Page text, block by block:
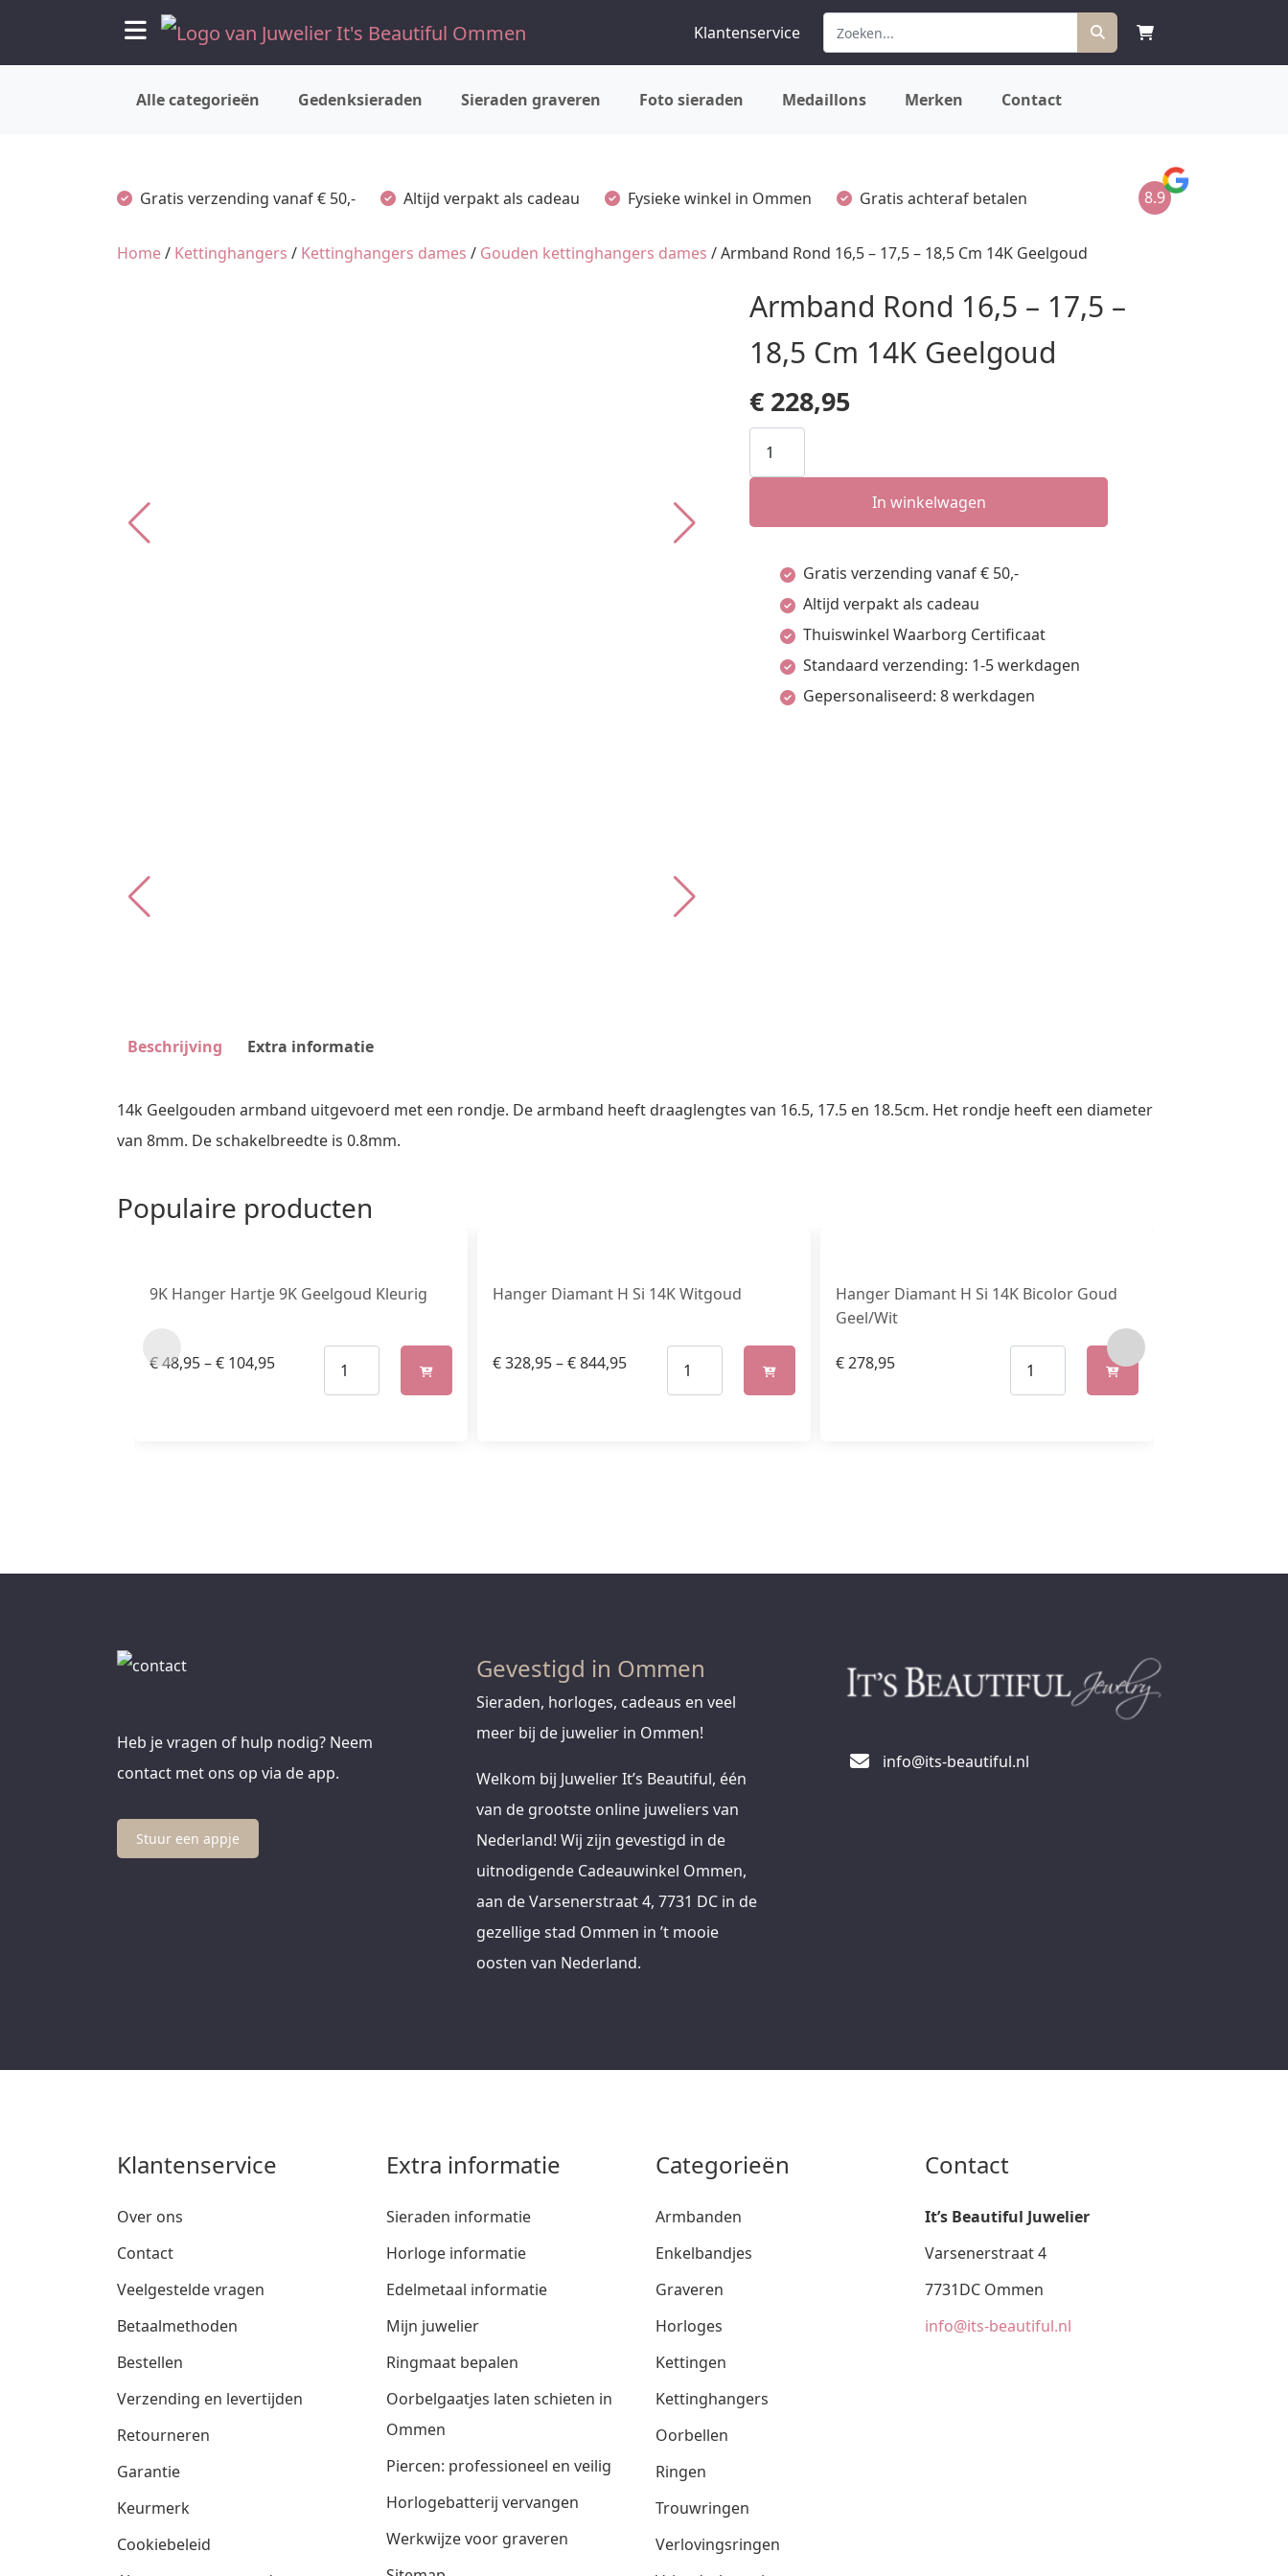
Klantenservice
Alle categorieën Gedenksieraden Sieraden graveren Foto sieraden Medaillons Merken Contact
Gratis verzending vanaf € 50,- Altijd verpakt als cadeau Fysieke winkel in Ommen Gratis achteraf betalen 8.9
Home/ Kettinghangers / Kettinghangers dames / Gouden kettinghangers dames / Armband Rond 16,5 – 17,5 – 18,5 Cm 14K Geelgoud
Armband Rond 16,5 – 17,5 –
18,5 Cm 14K Geelgoud
€ 228,95
Armband
Rond
-
In winkelwagen
Gratis verzending vanaf € 50,-
Altijd verpakt als cadeau
Thuiswinkel Waarborg Certificaat
Standaard verzending: 1-5 werkdagen
Gepersonaliseerd: 8 werkdagen
Beschrijving Extra informatie
14k Geelgouden armband uitgevoerd met een rondje. De armband heeft draaglengtes van 16.5, 17.5 en 18.5cm. Het rondje heeft een diameter
van 8mm. De schakelbreedte is 0.8mm.
Populaire producten
9K Hanger Hartje 9K Geelgoud Kleurig
€48,95–€ 104,95
Hanger Diamant H Si 14K Witgoud
€328,95–€844,95
Hanger Diamant H Si 14K Bicolor Goud
Geel/Wit
€278,95
Heb je vragen of hulp nodig? Neem
contact met ons op via de app.
Stuur een appje
Gevestigd in Ommen
Sieraden, horloges, cadeaus en veel
meer bij de juwelier in Ommen!
Welkom bij Juwelier It’s Beautiful, één
van de grootste online juweliers van
Nederland! Wij zijn gevestigd in de
uitnodigende Cadeauwinkel Ommen,
aan de Varsenerstraat 4, 7731 DC in de
gezellige stad Ommen in ’t mooie
oosten van Nederland.
info@its-beautiful.nl
Klantenservice
Over ons
Contact
Veelgestelde vragen
Betaalmethoden
Bestellen
Verzending en levertijden
Retourneren
Garantie
Keurmerk
Cookiebeleid
Extra informatie
Sieraden informatie
Horloge informatie
Edelmetaal informatie
Mijn juwelier
Ringmaat bepalen
Oorbelgaatjes laten schieten in
Ommen
Piercen: professioneel en veilig
Horlogebatterij vervangen
Werkwijze voor graveren
Categorieën
Armbanden
Enkelbandjes
Graveren
Horloges
Kettingen
Kettinghangers
Oorbellen
Ringen
Trouwringen
Verlovingsringen
Contact
It’s Beautiful Juwelier
Varsenerstraat 4
7731DC Ommen
info@its-beautiful.nl